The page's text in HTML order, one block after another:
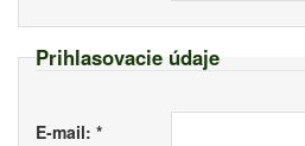
Prihlasovacie údaje
E-mail: *